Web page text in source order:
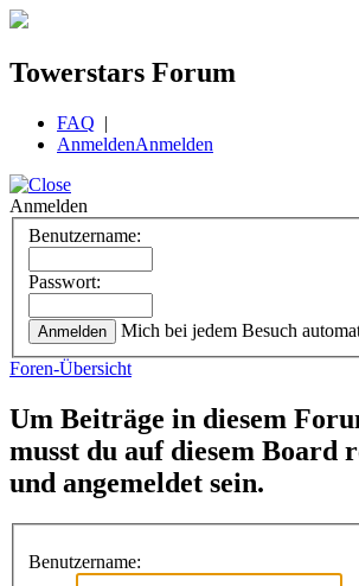
Towerstars Forum
FAQ |
AnmeldenAnmelden
Anmelden
Benutzername:
Passwort:
Mich bei jedem Besuch
Foren-Übersicht
Um Beiträge in diesem
musst du auf diesem Board
und angemeldet sein.
Benutzername: